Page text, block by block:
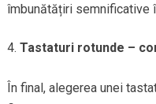
îmbunătățiri semnificative
Tastaturi rotunde –
În final, alegerea unei